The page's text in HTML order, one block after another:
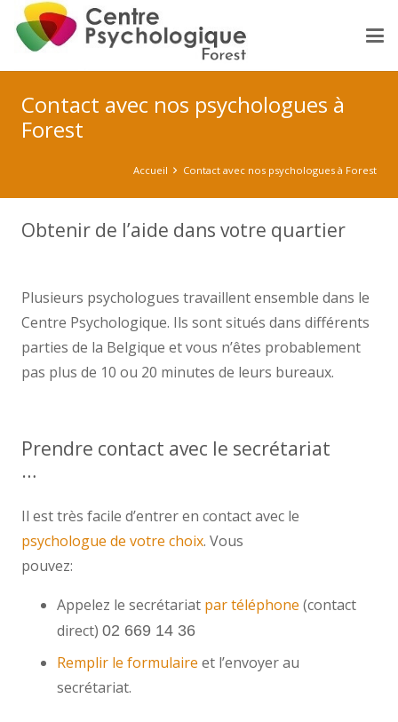
Contact avec nos psychologues à
Forest
Accueil Contact avec nos psychologues à Forest
Obtenir de l’aide dans votre quartier
Plusieurs psychologues travaillent ensemble dans le
Centre Psychologique. Ils sont situés dans différents
parties de la Belgique et vous n’êtes probablement
pas plus de 10 ou 20 minutes de leurs bureaux.
Prendre contact avec le secrétariat
…
Il est très facile d’entrer en contact avec le
psychologue de votre choix. Vous
pouvez:
Appelez le secrétariat par téléphone (contact
direct) 02 669 14 36
Remplir le formulaire et l’envoyer au
secrétariat.